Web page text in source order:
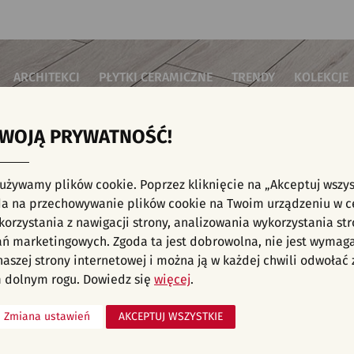
ARCHITEKCI PŁYTKI CERAMICZNE TRENDY KOLEKCJE
do sypialni
kuchenne
łazienkowe
na schody
na taras
komercyjne
Płytki ścienne
Płytki cegiełki
Płytki drewnopodobne
Płytki heksagonalne
Płytki jodełka
Płytki kamienne
Płytki kolorowe
Płytki
Płytki we
KAFELKI - KUCHNIA, PŁYTKI ŚCIENNE,
PRYWATNOŚĆ!
plików cookie. Poprzez kliknięcie na „Akceptuj
na przechowywanie plików cookie na Twoim urządzeniu w
z nawigacji strony, analizowania wykorzystania
marketingowych. Zgoda ta jest dobrowolna, nie jest
strony internetowej i można ją w każdej chwili odwołać
dolnym rogu. Dowiedz się więcej.
Zmiana ustawień AKCEPTUJ WSZYSTKIE